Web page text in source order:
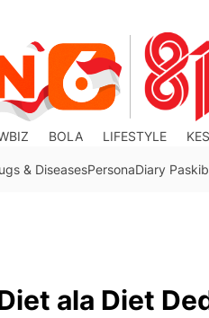
BOLA LIFESTYLE
& DiseasesPersonaDiary
ala Diet